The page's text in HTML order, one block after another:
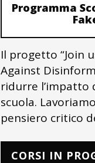
Programma
Il progetto “Join
Against
ridurre l’impatto
scuola.
pensiero critico
CORSI IN